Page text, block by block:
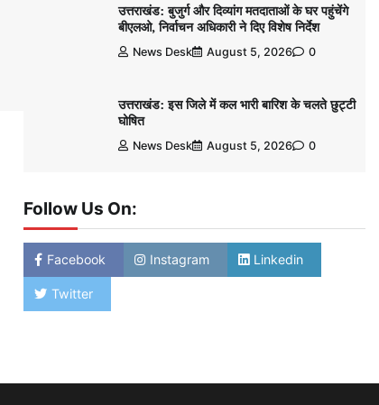
उत्तराखंड: बुजुर्ग और दिव्यांग मतदाताओं के घर पहुंचेंगे
बीएलओ, निर्वाचन अधिकारी ने दिए विशेष निर्देश
News Desk August 5, 2026 0
उत्तराखंड: इस जिले में कल भारी बारिश के चलते छुट्टी
घोषित
News Desk August 5, 2026 0
Follow Us On:
Facebook Instagram Linkedin
Twitter